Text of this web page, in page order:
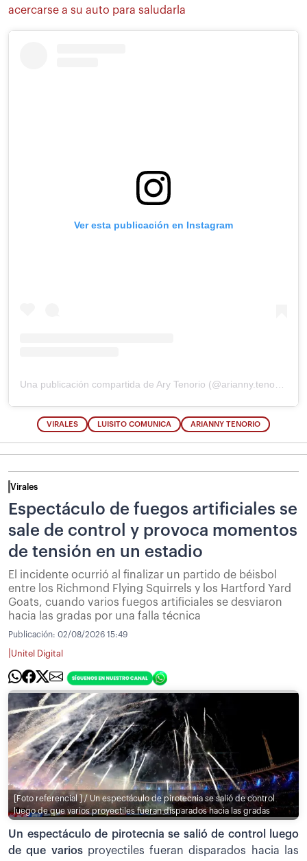
acercarse a su auto para saludarla
Ver esta publicación en Instagram
Una publicación compartida de Ary Tenorio (@arianny.tenorio)
VIRALES LUISITO COMUNICA ARIANNY TENORIO
Virales
Espectáculo de fuegos artificiales se
sale de control y provoca momentos
de tensión en un estadio
El incidente ocurrió al finalizar un partido de béisbol
entre los Richmond Flying Squirrels y los Hartford Yard
Goats, cuando varios fuegos artificiales se desviaron
hacia las gradas por una falla técnica
Publicación: 02/08/2026 15:49
Unitel Digital
[Foto referencial ] / Un espectáculo de pirotecnia se salió de control
luego de que varios proyectiles fueran disparados hacia las gradas
Un espectáculo de pirotecnia se salió de control luego
de que variosproyectiles fueran disparados hacia las